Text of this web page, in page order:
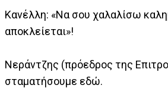
Κανέλλη: «Να σου χαλαλίσω
αποκλείεται»!
Νεράντζης (πρόεδρος της
σταματήσουμε εδώ.